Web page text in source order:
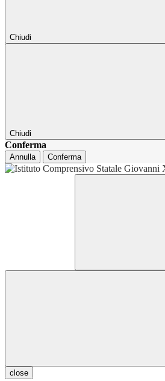
Chiudi
Chiudi
Conferma
Annulla Conferma
close